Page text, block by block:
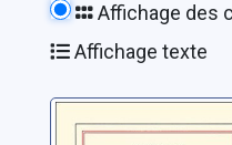
Affichage des
Affichage texte
Trois femmes